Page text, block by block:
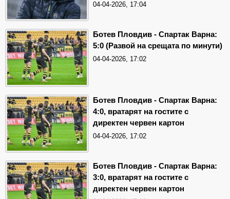
04-04-2026, 17:04
Ботев Пловдив - Спартак Варна:
5:0 (Развой на срещата по минути)
04-04-2026, 17:02
Ботев Пловдив - Спартак Варна:
4:0, вратарят на гостите с
директен червен картон
04-04-2026, 17:02
Ботев Пловдив - Спартак Варна:
3:0, вратарят на гостите с
директен червен картон